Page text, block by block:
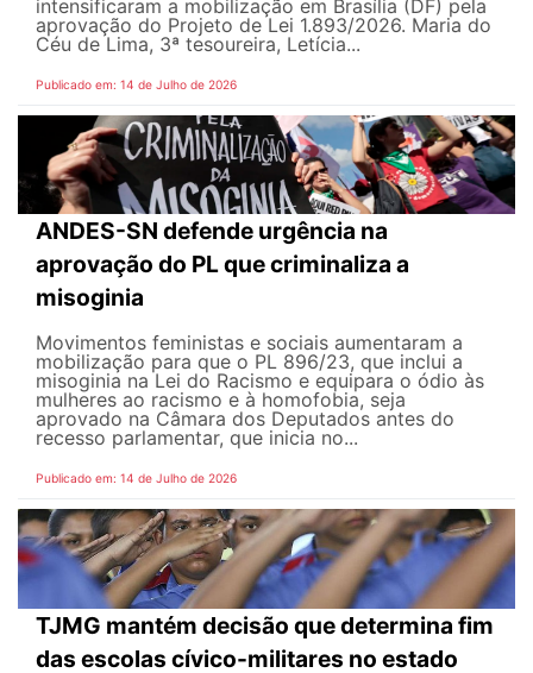
intensificaram a mobilização em Brasília (DF) pela
aprovação do Projeto de Lei 1.893/2026. Maria do
Céu de Lima, 3ª tesoureira, Letícia...
Publicado em: 14 de Julho de 2026
ANDES-SN defende urgência na
aprovação do PL que criminaliza a
misoginia
Movimentos feministas e sociais aumentaram a
mobilização para que o PL 896/23, que inclui a
misoginia na Lei do Racismo e equipara o ódio às
mulheres ao racismo e à homofobia, seja
aprovado na Câmara dos Deputados antes do
recesso parlamentar, que inicia no...
Publicado em: 14 de Julho de 2026
TJMG mantém decisão que determina fim
das escolas cívico-militares no estado